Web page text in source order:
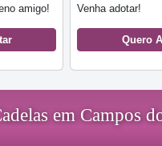
amigo!
Venha adotar!
Quero
em Campos